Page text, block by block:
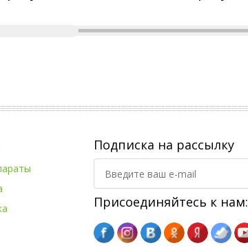
Подписка на рассылку
Присоединяйтесь к нам: